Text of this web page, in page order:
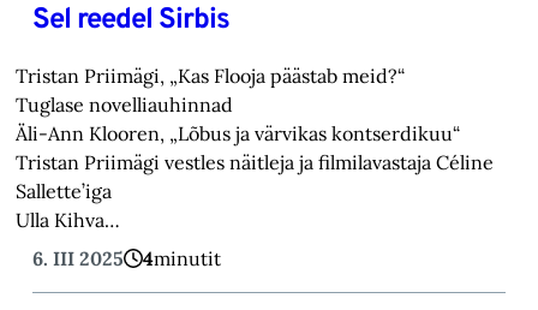
Sel reedel Sirbis
Tristan Priimägi, „Kas Flooja päästab meid?“
Tuglase novelliauhinnad
Äli-Ann Klooren, „Lõbus ja värvikas kontserdikuu“
Tristan Priimägi vestles näitleja ja filmilavastaja Céline
Sallette’iga
Ulla Kihva…
6. III 2025
4minutit